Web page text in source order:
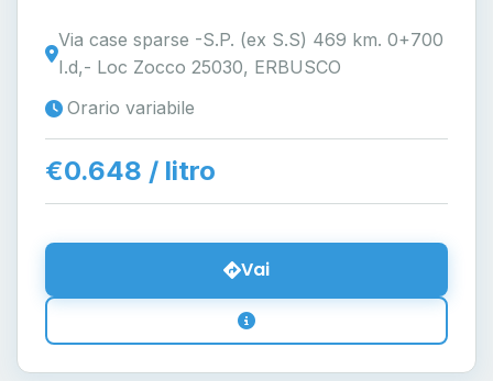
Via case sparse -S.P. (ex S.S) 469 km. 0+700
I.d,- Loc Zocco 25030, ERBUSCO
Orario variabile
€0.648 / litro
Vai